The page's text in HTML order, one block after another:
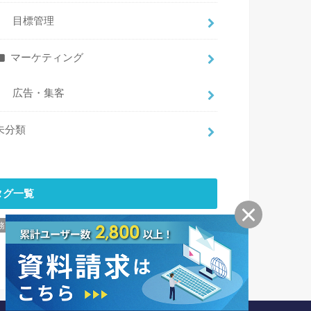
目標管理
マーケティング
広告・集客
分類
グ一覧
改善 アウトソーシング 経理